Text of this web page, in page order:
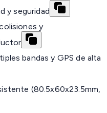
y seguridad
y
bandas y GPS de alta
(80.5x60x23.5mm,